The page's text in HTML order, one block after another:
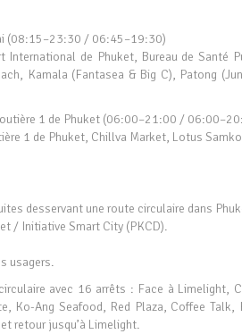
(08:15–23:30 / 06:45–19:30)
International de Phuket, Bureau de Santé
Kamala (Fantasea & Big C), Patong
1 de Phuket (06:00–21:00 /
1 de Phuket, Chillva Market, Lotus
desservant une route circulaire dans
/ Initiative Smart City (PKCD).
usagers.
avec 16 arrêts : Face à Limelight,
Ko-Ang Seafood, Red Plaza, Coffee
retour jusqu’à Limelight.